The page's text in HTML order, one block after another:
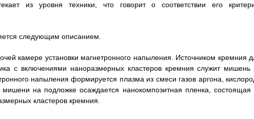
из уровня техники, что говорит о соответствии его
следующим описанием.
камере установки магнетронного напыления. Источником кремния
с включениями наноразмерных кластеров кремния служит мишень
напыления формируется плазма из смеси газов аргона,
на подложке осаждается нанокомпозитная пленка, состоящая
кластеров кремния.